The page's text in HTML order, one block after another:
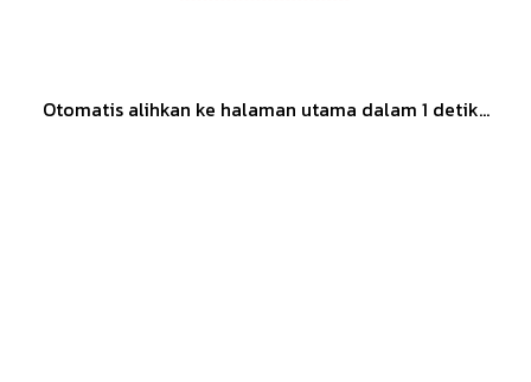
Otomatis alihkan ke halaman utama dalam 1 detik...